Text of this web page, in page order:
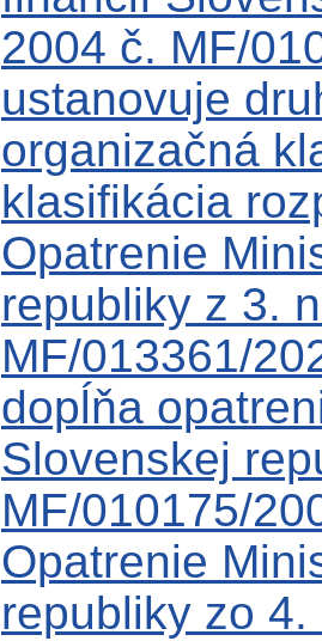
2004 č. MF/
ustanovuje
organizačná
klasifikácia
Opatrenie
republiky z 3.
MF/013361/
dopĺňa
Slovenskej
MF/010175/
Opatrenie
republiky zo